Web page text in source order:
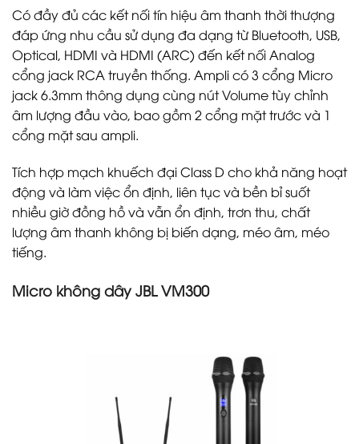
Có đầy đủ các kết nối tín hiệu âm thanh thời thượng
đáp ứng nhu cầu sử dụng đa dạng từ Bluetooth, USB,
Optical, HDMI và HDMI (ARC) đến kết nối Analog
cổng jack RCA truyền thống. Ampli có 3 cổng Micro
jack 6.3mm thông dụng cùng nút Volume tùy chỉnh
âm lượng đầu vào, bao gồm 2 cổng mặt trước và 1
cổng mặt sau ampli.
Tích hợp mạch khuếch đại Class D cho khả năng hoạt
động và làm việc ổn định, liên tục và bền bỉ suốt
nhiều giờ đồng hồ và vẫn ổn định, trơn thu, chất
lượng âm thanh không bị biến dạng, méo âm, méo
tiếng.
Micro không dây JBL VM300